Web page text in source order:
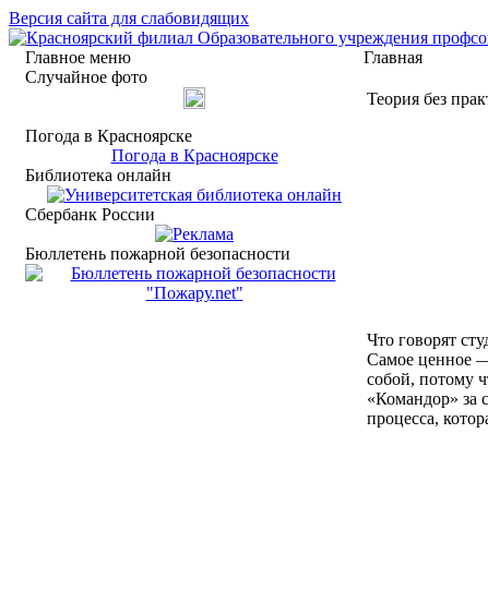
Версия сайта для слабовидящих
Главное меню
Случайное фото
Погода в Красноярске
Погода в Красноярске
Библиотека онлайн
Сбербанк России
Бюллетень пожарной безопасности
Главная
Теория без
Что говорят
Самое ценное —
собой, потому
«Командор» за
процесса,